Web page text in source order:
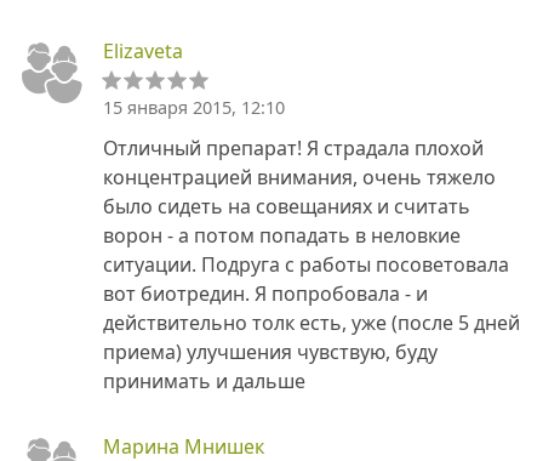
Elizaveta
15 января 2015, 12:10
Отличный препарат! Я страдала плохой
концентрацией внимания, очень тяжело
было сидеть на совещаниях и считать
ворон - а потом попадать в неловкие
ситуации. Подруга с работы посоветовала
вот биотредин. Я попробовала - и
действительно толк есть, уже (после 5 дней
приема) улучшения чувствую, буду
принимать и дальше
Марина Мнишек